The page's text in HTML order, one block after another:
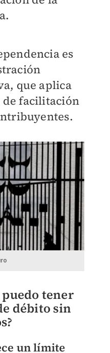
es
que aplica
de facilitación
tener
débito sin
un límite